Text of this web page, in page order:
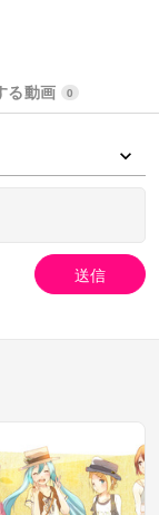
る動画 0
送信